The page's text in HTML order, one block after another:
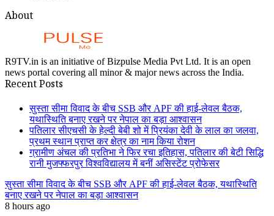
About
R9TV.in is an initiative of Bizpulse Media Pvt Ltd. It is an open
news portal covering all minor & major news across the India.
Recent Posts
सुस्ता सीमा विवाद के बीच SSB और APF की हाई-लेवल बैठक,
यथास्थिति बनाए रखने पर नेपाल का बड़ा आश्वासन
पतिलार सीएचसी के हेल्दी बेबी शो में प्रियंका देवी के लाल का जलवा,
प्रथम स्थान प्राप्त कर क्षेत्र का नाम किया रोशन
ग्रामीण अंचल की प्रतिभा ने फिर रचा इतिहास, पतिलार की बेटी सिद्धि
रानी मुजफ्फरपुर विश्वविद्यालय में बनीं असिस्टेंट प्रोफेसर
सुस्ता सीमा विवाद के बीच SSB और APF की हाई-लेवल बैठक, यथास्थिति
बनाए रखने पर नेपाल का बड़ा आश्वासन
8 hours ago